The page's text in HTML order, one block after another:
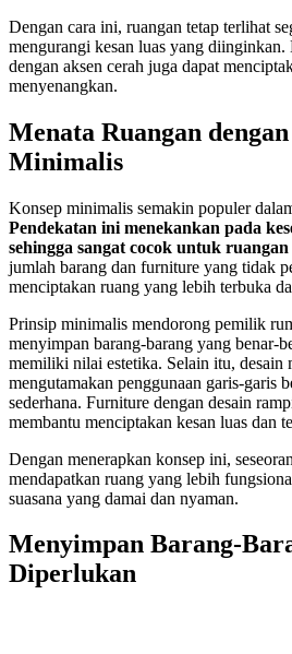
Dengan cara ini, ruangan tetap terlihat
mengurangi kesan luas yang
dengan aksen cerah juga dapat
menyenangkan.
Menata Ruangan
Minimalis
Konsep minimalis semakin populer
Pendekatan ini menekankan pada
sehingga sangat cocok untuk
jumlah barang dan furniture yang tidak
menciptakan ruang yang lebih terbuka
Prinsip minimalis mendorong pemilik
menyimpan barang-barang yang benar-
memiliki nilai estetika. Selain itu, desain
mengutamakan penggunaan garis-garis
sederhana. Furniture dengan desain
membantu menciptakan kesan luas dan
Dengan menerapkan konsep ini,
mendapatkan ruang yang lebih
suasana yang damai dan nyaman.
Menyimpan Barang-
Diperlukan